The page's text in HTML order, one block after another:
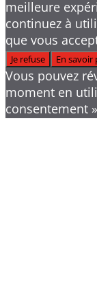
meilleure
continuez à
que vous
Je refuse
En savoir
Vous pouvez
moment en
consentement